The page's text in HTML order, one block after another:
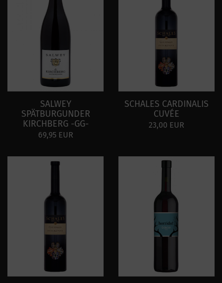
SALWEY
SPÄTBURGUNDER
KIRCHBERG -GG-
69,95 EUR
SCHALES CARDINALIS
CUVÉE
23,00 EUR